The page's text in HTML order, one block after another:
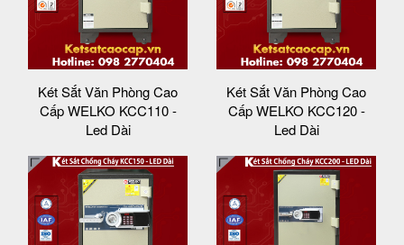
Két Sắt Văn Phòng Cao
Cấp WELKO KCC110 -
Led Dài
Két Sắt Văn Phòng Cao
Cấp WELKO KCC120 -
Led Dài